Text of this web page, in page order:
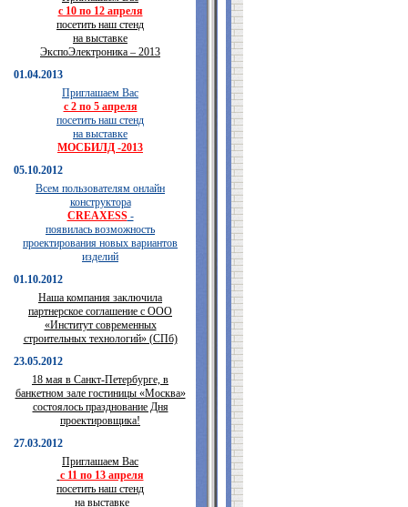
с 10 по 12 апреля
посетить наш стенд
на выставке
ЭкспоЭлектроника – 2013
01.04.2013
Приглашаем Вас
с 2 по 5 апреля
посетить наш стенд
на выставке
МОСБИЛД -2013
05.10.2012
Всем пользователям онлайн
конструктора
CREAXESS-
появилась возможность
проектирования новых вариантов
изделий
01.10.2012
Наша компания заключила
партнерское соглашение с ООО
«Институт современных
строительных технологий» (СПб)
23.05.2012
18 мая в Санкт-Петербурге, в
банкетном зале гостиницы «Москва»
состоялось празднование Дня
проектировщика!
27.03.2012
Приглашаем Вас
с 11 по 13 апреля
посетить наш стенд
на выставке